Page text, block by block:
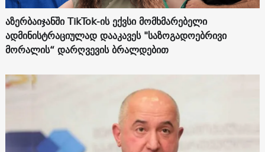
აზერბაიჯანში TikTok-ის ექვსი მომხმარებელი
ადმინისტრაციულად დააკავეს "საზოგადოებრივი
მორალის“ დარღვევის ბრალდებით